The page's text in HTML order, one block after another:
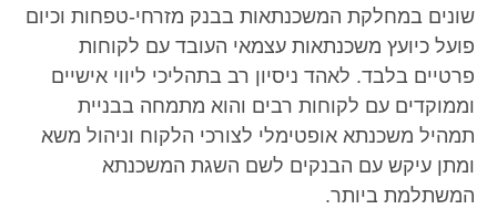
המשכנתאות בבנק מזרחי-טפחות וכיום
משכנתאות עצמאי העובד עם לקוחות
לאהד ניסיון רב בתהליכי ליווי אישיים
עם לקוחות רבים והוא מתמחה בבניית
אופטימלי לצורכי הלקוח וניהול משא
עם הבנקים לשם השגת המשכנתא
ביותר.